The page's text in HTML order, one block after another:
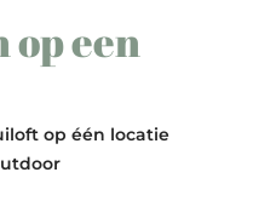
een
op één locatie